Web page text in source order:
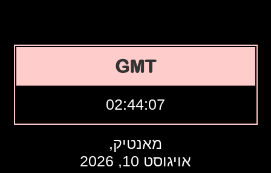
GMT
02:44:08
מאנטיק,
אויגוסט 10, 2026